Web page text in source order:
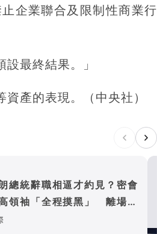
企業聯合及限制性商業行
最終結果。」
產的表現。（中央社）
總統辭職相逼才約見？密會
領袖「全程摸黑」 離場問
：真是本人？